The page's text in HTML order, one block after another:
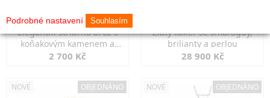
Elegantní stříbrná brož s
koňakovým kamenem a
markazity
2 700 Kč
Zlatý kolier se smaragdy,
brilianty a perlou
28 900 Kč
NOVÉ OBJEDNÁNO NOVÉ OBJEDNÁNO
Podrobné nastavení Souhlasím